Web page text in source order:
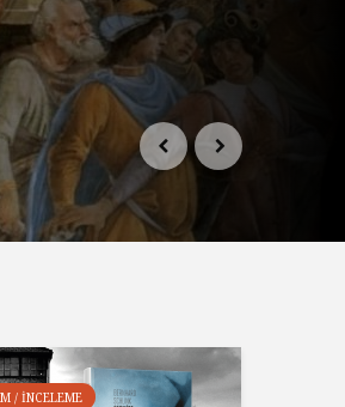
/ İNCELEME